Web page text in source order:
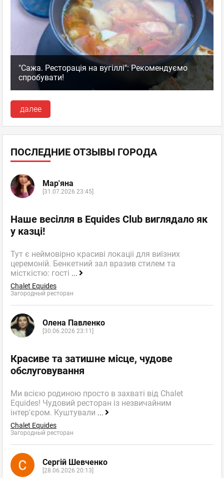
"Сажа. Ресторація на вугіллі": Рекомендуємо
спробувати!
далее
ПОСЛЕДНИЕ ОТЗЫВЫ ГОРОДА
Мар'яна
[31.07.2026 23:45]
Наше весілля в Equides Club виглядало як
у казці!
Тут є неймовірно красиві локаціі для виїзних
церемоній. Бенкетний зал вразив стилем та
місткістю: гості ...
Chalet Equides
Загородный ресторан
Олена Павленко
[30.06.2026 23:11]
Красиве та затишне місце, чудове
обслуговування
Ми всією родиною просто в захваті від Chalet
Equides! Чудовий ресторан із незвичайним
інтер'єром. Куштували ...
Chalet Equides
Загородный ресторан
Сергій Шевченко
[28.06.2026 20:13]